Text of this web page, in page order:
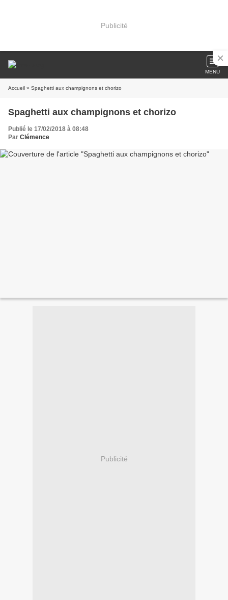
Publicité
MENU
Accueil » Spaghetti aux champignons et chorizo
Spaghetti aux champignons et chorizo
Publié le 17/02/2018 à 08:48
Par Clémence
Publicité